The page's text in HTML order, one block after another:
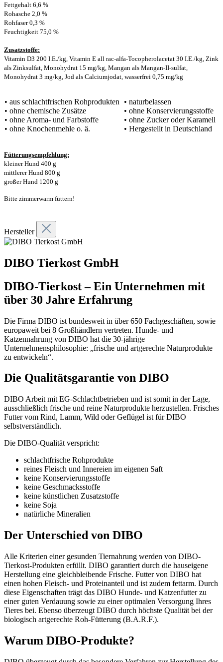
Fettgehalt 6,6 %
Rohasche 2,0 %
Rohfaser 0,3 %
Feuchtigkeit 75,0 %
Zusatzstoffe:
Vitamin D3 200 I.E./kg, Vitamin E all rac-alfa-Tocopherolacetat 30 I.E./kg, Zink
als Zinksulfat, Monohydrat 15 mg/kg, Mangan als Mangan-II-sulfat,
Monohydrat 3 mg/kg, Jod als Calciumjodat, wasserfrei 0,75 mg/kg
• aus schlachtfrischen Rohprodukten
• ohne chemische Zusätze
• ohne Aroma- und Farbstoffe
• ohne Knochenmehle o. ä.
• naturbelassen
• ohne Konservierungsstoffe
• ohne Zucker oder Karamell
• Hergestellt in Deutschland
Fütterungsempfehlung:
kleiner Hund 400 g
mittlerer Hund 800 g
großer Hund 1200 g
Bitte zimmerwarm füttern!
Hersteller
DIBO Tierkost GmbH
DIBO-Tierkost – Ein Unternehmen mit
über 30 Jahre Erfahrung
Die Firma DIBO ist bundesweit in über 650 Fachgeschäften, sowie
europaweit bei 8 Großhändlern vertreten. Hunde- und
Katzennahrung von DIBO hat die 30-jährige
Unternehmensphilosophie: „frische und artgerechte Naturprodukte
zu entwickeln“.
Die Qualitätsgarantie von DIBO
DIBO Arbeit mit EG-Schlachtbetrieben und ist somit in der Lage,
ausschließlich frische und reine Naturprodukte herzustellen. Frisches
Futter vom Rind, Lamm, Wild oder Geflügel ist für DIBO
selbstverständlich.
Die DIBO-Qualität verspricht:
schlachtfrische Rohprodukte
reines Fleisch und Innereien im eigenen Saft
keine Konservierungsstoffe
keine Geschmacksstoffe
keine künstlichen Zusatzstoffe
keine Soja
natürliche Mineralien
Der Unterschied von DIBO
Alle Kriterien einer gesunden Tiernahrung werden von DIBO-
Tierkost-Produkten erfüllt. DIBO garantiert durch die hauseigene
Herstellung eine gleichbleibende Frische. Futter von DIBO hat
einen hohen Fleisch- und Proteinanteil und ist zudem fettarm. Durch
diese Eigenschaften trägt das DIBO Hunde- und Katzenfutter zu
einer guten Verdauung sowie zu einer optimalen Versorgung Ihres
Tieres bei. Ebenso überzeugt DIBO durch höchste Qualität bei der
biologisch artgerechte Roh-Fütterung (B.A.R.F.).
Warum DIBO-Produkte?